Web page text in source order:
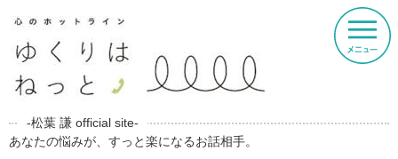
-松葉 謙 official site-
あなたの悩みが、すっと楽になるお話相手。